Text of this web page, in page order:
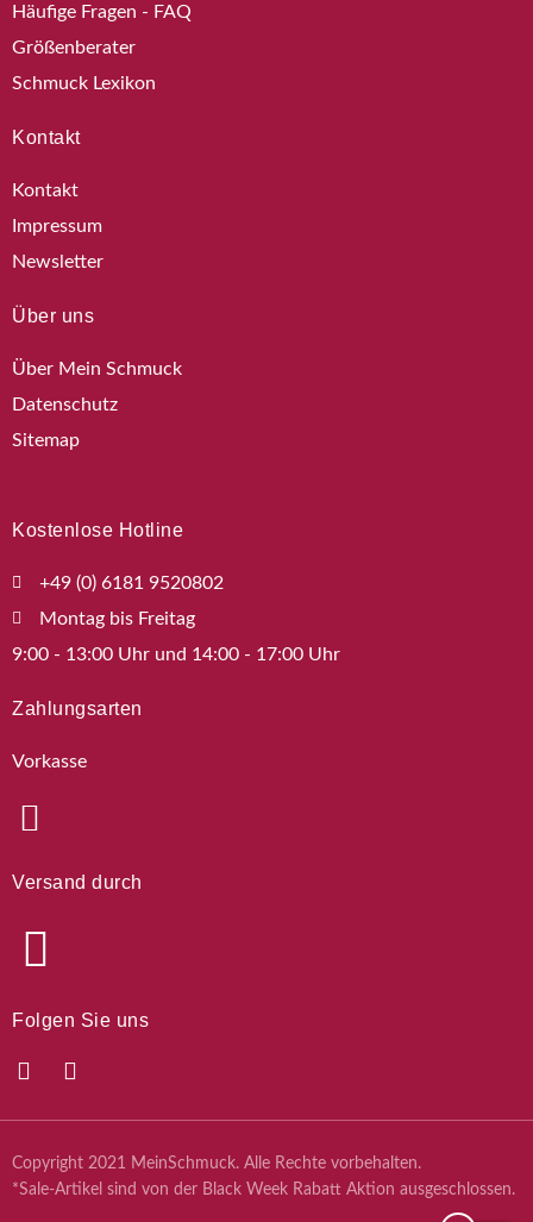
Häufige Fragen - FAQ
Größenberater
Schmuck Lexikon
Kontakt
Kontakt
Impressum
Newsletter
Über uns
Über Mein Schmuck
Datenschutz
Sitemap
Kostenlose Hotline
+49 (0) 6181 9520802
Montag bis Freitag
9:00 - 13:00 Uhr und 14:00 - 17:00 Uhr
Zahlungsarten
Vorkasse
Versand durch
Folgen Sie uns
Copyright 2021 MeinSchmuck. Alle Rechte vorbehalten.
*Sale-Artikel sind von der Black Week Rabatt Aktion ausgeschlossen.